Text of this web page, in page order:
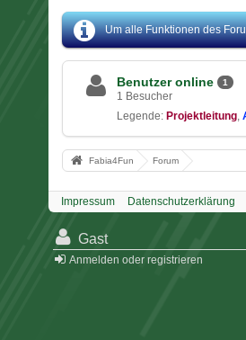
Um alle Funktionen des
Benutzer online 1
1 Besucher
Legende: Projektleitung
Fabia4Fun Forum
Impressum Datenschutzerklärung
Gast
Anmelden oder registrieren